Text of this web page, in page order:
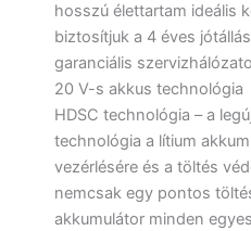
hosszú élettartam ideális
biztosítjuk a 4 éves
garanciális
20 V-s akkus technológia
HDSC technológia – a
technológia a lítium
vezérlésére és a töltés
nemcsak egy pontos
akkumulátor minden